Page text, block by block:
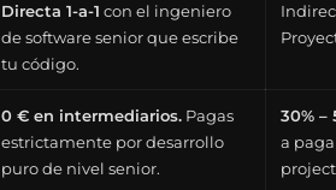
Directa 1-a-1 con el ingeniero
de software senior que escribe
tu código.
0 € en intermediarios.Pagas
estrictamente por desarrollo
puro de nivel senior.
30% –
a